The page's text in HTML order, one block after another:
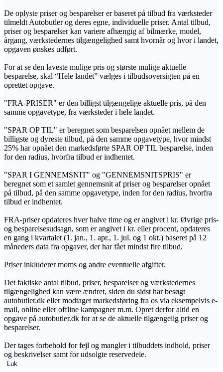
De oplyste priser og besparelser er baseret på tilbud fra værksteder
tilmeldt Autobutler og deres egne, individuelle priser. Antal tilbud,
priser og besparelser kan variere afhængig af bilmærke, model,
årgang, værkstedernes tilgængelighed samt hvornår og hvor i landet,
opgaven ønskes udført.
For at se den laveste mulige pris og største mulige aktuelle
besparelse, skal “Hele landet” vælges i tilbudsoversigten på en
oprettet opgave.
"FRA-PRISER" er den billigst tilgængelige aktuelle pris, på den
samme opgavetype, fra værksteder i hele landet.
"SPAR OP TIL" er beregnet som besparelsen opnået mellem de
billigste og dyreste tilbud, på den samme opgavetype, hvor mindst
25% har opnået den markedsførte SPAR OP TIL besparelse, inden
for den radius, hvorfra tilbud er indhentet.
"SPAR I GENNEMSNIT" og "GENNEMSNITSPRIS" er
beregnet som et samlet gennemsnit af priser og besparelser opnået
på tilbud, på den samme opgavetype, inden for den radius, hvorfra
tilbud er indhentet.
FRA-priser opdateres hver halve time og er angivet i kr. Øvrige pris-
og besparelsesudsagn, som er angivet i kr. eller procent, opdateres
en gang i kvartalet (1. jan., 1. apr., 1. jul. og 1 okt.) baseret på 12
måneders data fra opgaver, der har fået mindst fire tilbud.
Priser inkluderer moms og andre eventuelle afgifter.
Det faktiske antal tilbud, priser, besparelser og værkstedernes
tilgængelighed kan være ændret, siden du sidst har besøgt
autobutler.dk eller modtaget markedsføring fra os via eksempelvis e-
mail, online eller offline kampagner m.m. Opret derfor altid en
opgave på autobutler.dk for at se de aktuelle tilgængelig priser og
besparelser.
Der tages forbehold for fejl og mangler i tilbuddets indhold, priser
og beskrivelser samt for udsolgte reservedele.
Luk